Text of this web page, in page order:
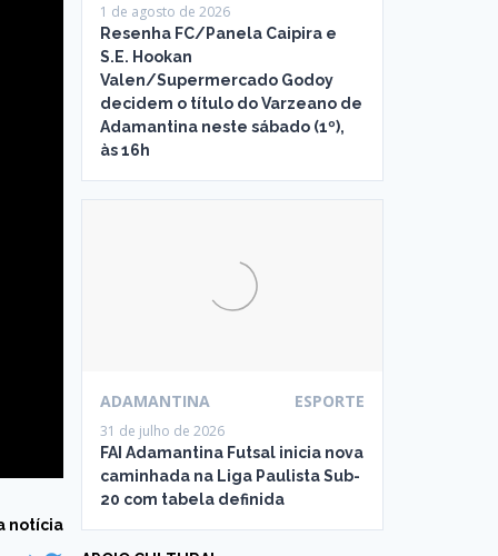
notícia
1 de agosto de 2026
Resenha FC/Panela Caipira e
S.E. Hookan
Valen/Supermercado Godoy
decidem o título do Varzeano de
Adamantina neste sábado (1º),
às 16h
ADAMANTINA ESPORTE
31 de julho de 2026
FAI Adamantina Futsal inicia nova
caminhada na Liga Paulista Sub-
20 com tabela definida